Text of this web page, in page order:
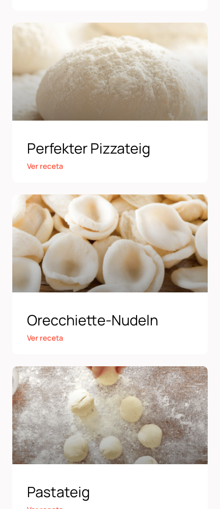
Perfekter Pizzateig
Ver receta
Orecchiette-Nudeln
Ver receta
Pastateig